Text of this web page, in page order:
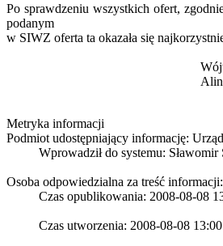
Po sprawdzeniu wszystkich ofert,
podanym
w SIWZ oferta ta okazała się
Metryka informacji
Podmiot udostępniający informację:
Wprowadził do systemu: Sławomir
Osoba odpowiedzialna za treść
Czas opublikowania: 2008-08-08
Czas utworzenia: 2008-08-08 13:00